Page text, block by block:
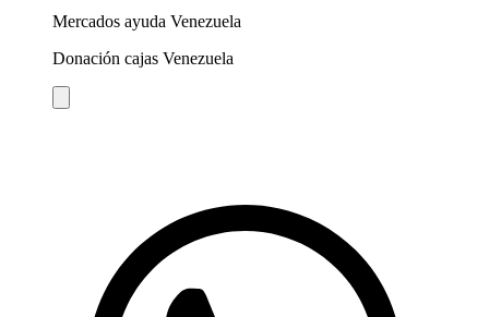
Mercados ayuda Venezuela
Donación cajas Venezuela